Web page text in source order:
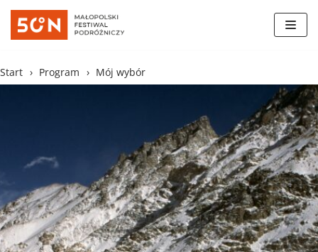
Skocz
treści
Start › Program › Mój wybór